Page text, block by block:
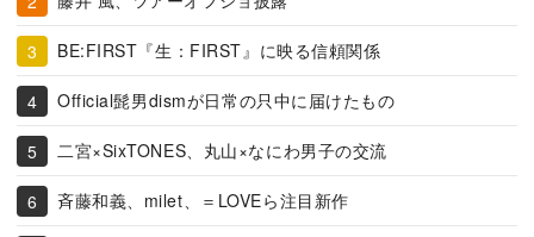
BE:FIRST『生：FIRST』に映る信頼関係
Official髭男dismが日常の只中に届けたもの
二宮×SixTONES、丸山×なにわ男子の交流
斉藤和義、milet、＝LOVEら注目新作